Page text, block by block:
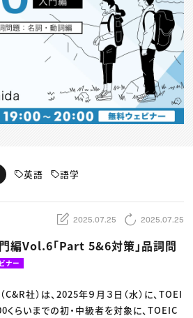
索
トップ
ュー
プ
らのお知らせ
英語 語学
2025.07.25 2025.07.25
編Vol.6「Part 5&6対策」品詞問
ナー
社）は、2025年９月３日（水）に、TOEI
らいまでの初・中級者を対象に、TOEIC